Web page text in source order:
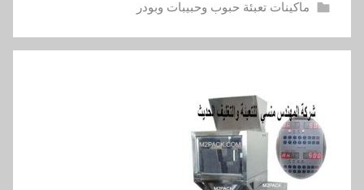
ماكينات تعبئة حبوب وحبيبات وبودر